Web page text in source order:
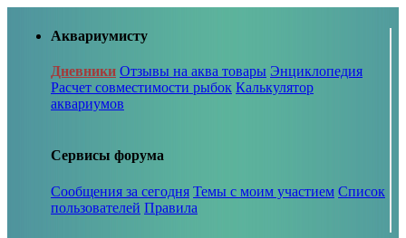
Аквариумисту
Дневники Отзывы на аква товары Энциклопедия
Расчет совместимости рыбок Калькулятор
аквариумов
Сервисы форума
Сообщения за сегодня Темы с моим участием Список
пользователей Правила